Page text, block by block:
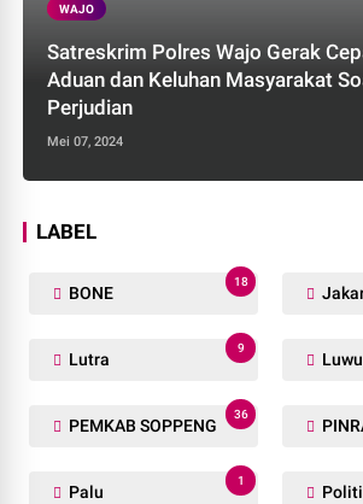
WAJO
Satreskrim Polres Wajo Gerak
Aduan dan Keluhan Masyarakat
Perjudian
Mei 07, 2024
LABEL
BONE
18
Lutra
9
Luwu
PEMKAB SOPPENG
36
Palu
1